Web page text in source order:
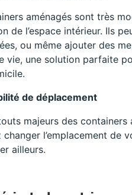
aménagés sont très
de l’espace intérieur. Ils
ou même ajouter des
vie, une solution parfaite
de déplacement
majeurs des
changer l’emplacement de
ailleurs.